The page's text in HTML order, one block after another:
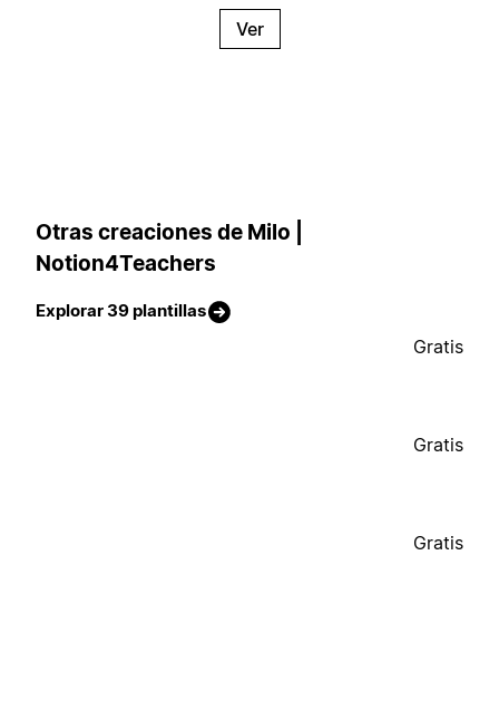
Ver
Otras creaciones de Milo |
Notion4Teachers
Explorar 39 plantillas
Gratis
Gratis
Gratis